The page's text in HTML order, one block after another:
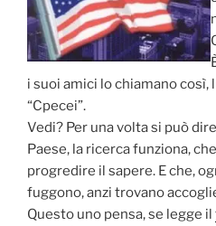
i suoi amici lo chiamano
“Cpecei”.
Vedi? Per una volta si può
Paese, la ricerca funziona,
progredire il sapere. E che,
fuggono, anzi trovano
Questo uno pensa, se legge il